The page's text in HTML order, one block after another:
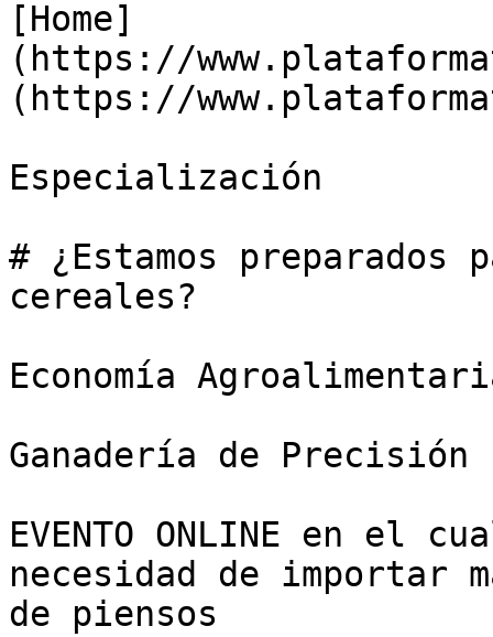
[Home]
(https://
(https://
Especialización
# ¿Estamos preparados
cereales?
Economía
Ganadería de Precisión
EVENTO ONLINE en el
necesidad de importar
de piensos